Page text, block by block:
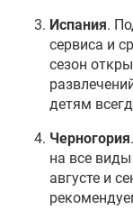
Испания.
сервиса и
сезон
детям
Черногория
на все
августе и